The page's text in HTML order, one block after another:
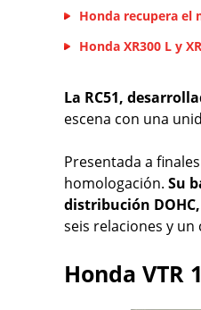
Honda recupera el
Honda XR300 L y
La RC51,
escena con una
Presentada a
homologación. Su
distribución
seis relaciones y
Honda VTR